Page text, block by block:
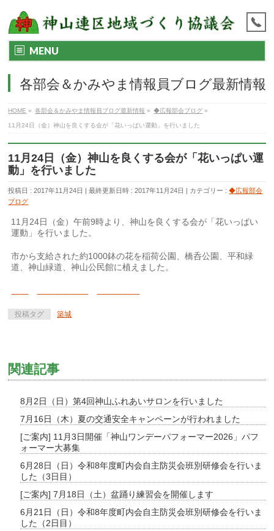
MENU
各部会＆かみやま情報員ブログ最新情報
HOME » 各部会＆かみやま情報員ブログ最新情報 » ◆広報部会ブログ »
11月24日（金）神山を良くする会が「花いっぱい運動」を行いました
11月24日（金）神山を良くする会が「花いっぱい運
動」を行いました
投稿日 : 2017年11月24日 最終更新日時 : 2017年11月24日 カテゴリー :◆広報部会
ブログ
11月24日（金）午前9時より、神山を良くする会が「花いっぱい
運動」を行いました。
市から支給された約1000鉢の花を稲荷公園、橋呑公園、平和緑
道、神山緑道、神山公民館に植えました。
投稿タグ 築城
関連記事
8月2日（日）第4回神山ふれあいサロンを行いました
7月16日（木）夏の交通安全キャンペーンが行われました
[ご案内] 11月3日開催「神山ワンデーパフォーマー2026」パフ
ォーマー大募集
6月28日（日）令和8年度町内会自主防災会班別研修会を行いま
した（3日目）
[ご案内] 7月18日（土）盆踊り練習会を開催します
6月21日（日）令和8年度町内会自主防災会班別研修会を行いま
した（2日目）